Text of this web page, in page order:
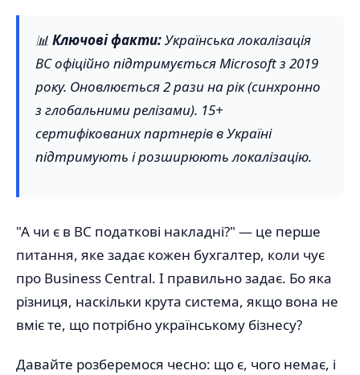
📊 Ключові факти:Українська локалізація
BC офіційно підтримується Microsoft з 2019
року. Оновлюється 2 рази на рік (синхронно
з глобальними релізами). 15+
сертифікованих партнерів в Україні
підтримують і розширюють локалізацію.
"А чи є в BC податкові накладні?" — це перше
питання, яке задає кожен бухгалтер, коли чує
про Business Central. І правильно задає. Бо яка
різниця, наскільки крута система, якщо вона не
вміє те, що потрібно українському бізнесу?
Давайте розберемося чесно: що є, чого немає, і